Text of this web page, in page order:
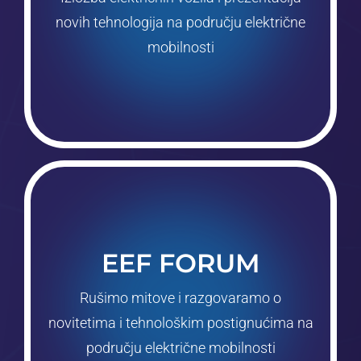
novih tehnologija na području električne
mobilnosti
moći će na jednom
mjestu razgledati aktualnu ponudu
EEF FORUM
Rušimo mitove i razgovaramo o
novitetima i tehnološkim postignućima na
području električne mobilnosti
mobilnosti široj javnosti.
Saznajte sve o električnim vozilima,
načinima punjenja, infrastrukturi,
mogućnostima subvencija i ostalim